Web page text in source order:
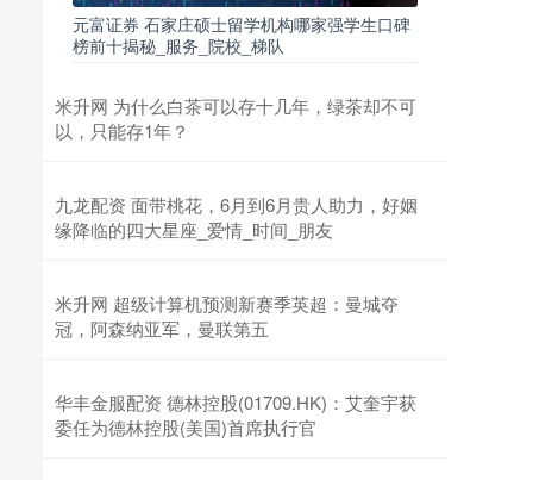
元富证券 石家庄硕士留学机构哪家强学生口碑
榜前十揭秘_服务_院校_梯队
米升网 为什么白茶可以存十几年，绿茶却不可
以，只能存1年？
九龙配资 面带桃花，6月到6月贵人助力，好姻
缘降临的四大星座_爱情_时间_朋友
米升网 超级计算机预测新赛季英超：曼城夺
冠，阿森纳亚军，曼联第五
华丰金服配资 德林控股(01709.HK)：艾奎宇获
委任为德林控股(美国)首席执行官